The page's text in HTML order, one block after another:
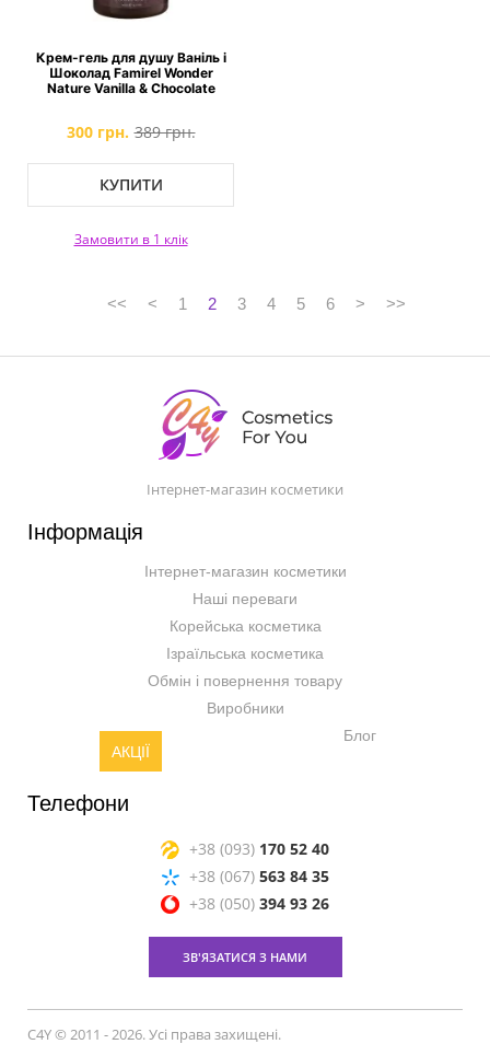
Крем-гель для душу Ваніль і
Шоколад Famirel Wonder
Nature Vanilla & Chocolate
300 грн. 389 грн.
КУПИТИ
Замовити в 1 клік
<< < 1 2 3 4 5 6 > >>
Інтернет-магазин косметики
Інформація
Інтернет-магазин косметики
Наші переваги
Корейська косметика
Ізраїльська косметика
Обмін і повернення товару
Виробники
АКЦІЇ
Блог
Телефони
+38 (093) 170 52 40
+38 (067) 563 84 35
+38 (050) 394 93 26
ЗВ'ЯЗАТИСЯ З НАМИ
C4Y © 2011 - 2026. Усі права захищені.